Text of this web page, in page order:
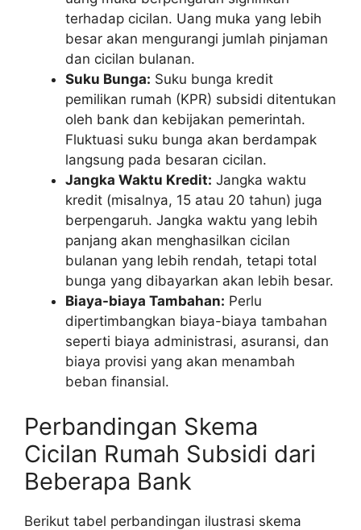
terhadap cicilan. Uang muka yang lebih
besar akan mengurangi jumlah pinjaman
dan cicilan bulanan.
Suku Bunga: Suku bunga kredit
pemilikan rumah (KPR) subsidi ditentukan
oleh bank dan kebijakan pemerintah.
Fluktuasi suku bunga akan berdampak
langsung pada besaran cicilan.
Jangka Waktu Kredit: Jangka waktu
kredit (misalnya, 15 atau 20 tahun) juga
berpengaruh. Jangka waktu yang lebih
panjang akan menghasilkan cicilan
bulanan yang lebih rendah, tetapi total
bunga yang dibayarkan akan lebih besar.
Biaya-biaya Tambahan: Perlu
dipertimbangkan biaya-biaya tambahan
seperti biaya administrasi, asuransi, dan
biaya provisi yang akan menambah
beban finansial.
Perbandingan Skema
Cicilan Rumah Subsidi dari
Beberapa Bank
Berikut tabel perbandingan ilustrasi skema